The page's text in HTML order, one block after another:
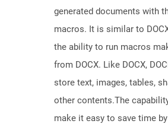
generated documents with
macros. It is similar to
the ability to run macros
from DOCX. Like DOCX,
store text, images, tables,
other contents.The
make it easy to save time